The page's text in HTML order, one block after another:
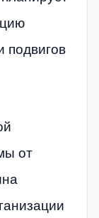
подвигов
от